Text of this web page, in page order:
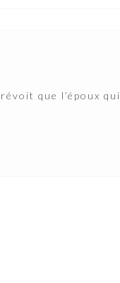
que l’époux qui